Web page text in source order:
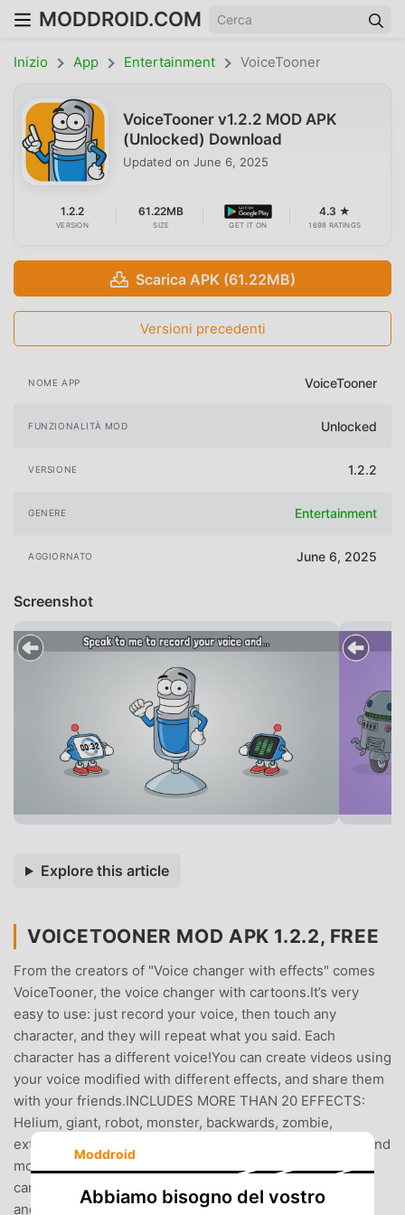
MODDROID.COM
Inizio App Entertainment VoiceTooner
VoiceTooner v1.2.2 MOD APK
(Unlocked) Download
Updated on June 6, 2025
1.2.2
VERSION
61.22MB
SIZE GET IT ON
4.3 ★
1698 RATINGS
Scarica APK (61.22MB)
Versioni precedenti
NOME APP VoiceTooner
FUNZIONALITÀ MOD Unlocked
VERSIONE 1.2.2
GENERE Entertainment
AGGIORNATO June 6, 2025
Screenshot
Explore this article
VOICETOONER MOD APK 1.2.2, FREE
From the creators of "Voice changer with effects" comes
VoiceTooner, the voice changer with cartoons.It’s very
easy to use: just record your voice, then touch any
character, and they will repeat what you said. Each
character has a different voice!You can create videos using
your voice modified with different effects, and share them
with your friends.INCLUDES MORE THAN 20 EFFECTS:
Helium, giant, robot, monster, backwards, zombie,
extraterrestrial, squirrel, drunk, alien... and many more!And
more characters coming in future updates!All characters
can be obtained for free.FEATURES:• Change your voice
and have fun with talking cartoons• Save / load your
Moddroid
Abbiamo bisogno del vostro